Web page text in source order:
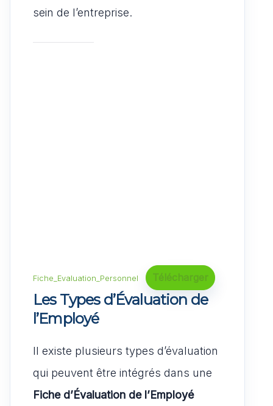
sein de l’entreprise.
Fiche_Evaluation_Personnel Télécharger
Les Types d’Évaluation de
l’Employé
Il existe plusieurs types d’évaluation
qui peuvent être intégrés dans une
Fiche d’Évaluation de l’Employé